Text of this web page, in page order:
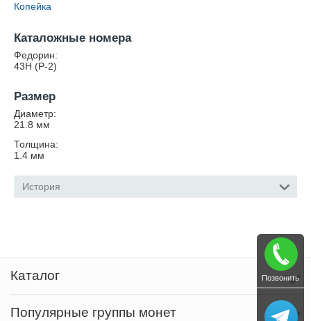
Копейка
Каталожные номера
Федорин:
43Н (Р-2)
Размер
Диаметр:
21.8 мм
Толщина:
1.4 мм
История
Каталог
Популярные группы монет
Позвонить